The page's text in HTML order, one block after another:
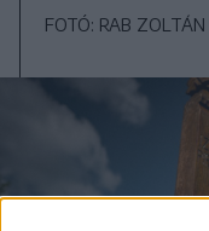
FOTÓ: RAB ZOLTÁN